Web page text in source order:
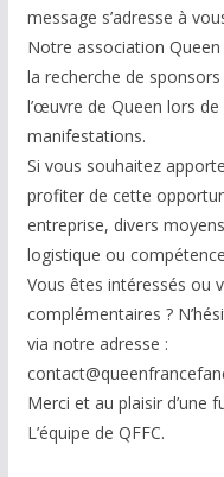
message s’adresse à
Notre association
la recherche de
l’œuvre de Queen lors
manifestations.
Si vous souhaitez
profiter de cette
entreprise, divers
logistique ou
Vous êtes intéressés ou
complémentaires ?
via notre adresse :
Merci et au plaisir d’une
L’équipe de QFFC.